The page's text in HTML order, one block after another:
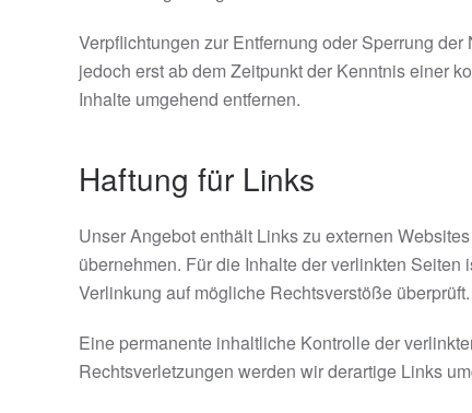
Verpflichtungen zur Entfernung oder Sperrung
jedoch erst ab dem Zeitpunkt der Kenntnis einer
Inhalte umgehend entfernen.
Haftung für Links
Unser Angebot enthält Links zu externen
übernehmen. Für die Inhalte der verlinkten
Verlinkung auf mögliche Rechtsverstöße
Eine permanente inhaltliche Kontrolle der
Rechtsverletzungen werden wir derartige Links